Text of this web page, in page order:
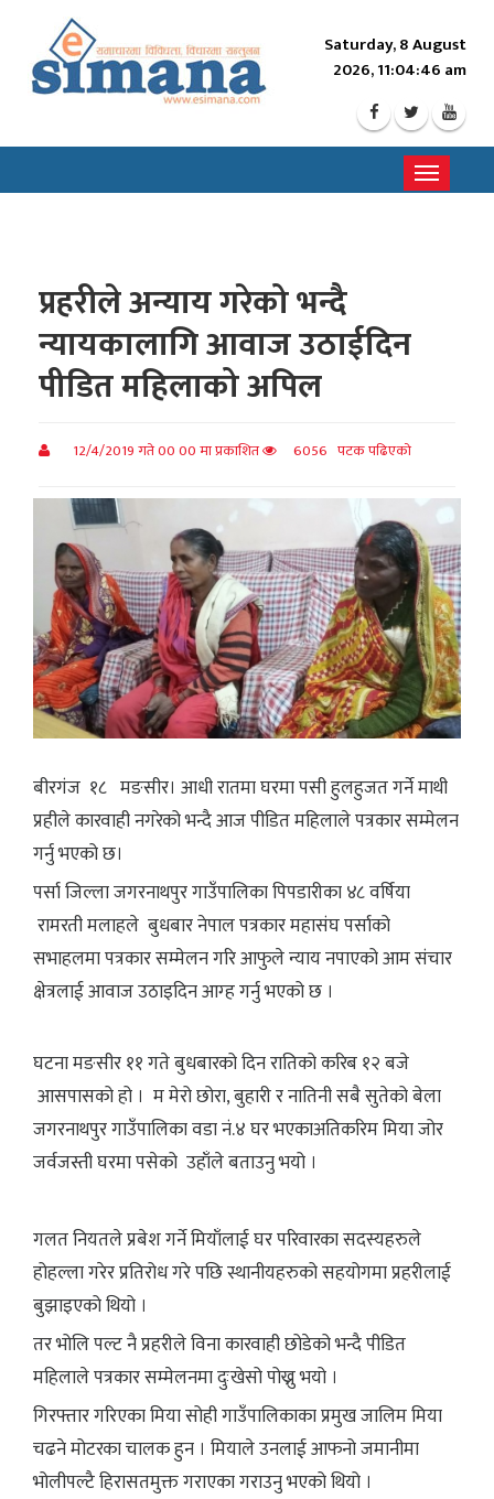
Saturday, 8 August
2026, 11:04:48 am
Toggle
प्रहरीले अन्याय गरेको भन्दै
न्यायकालागि आवाज उठाईदिन
पीडित महिलाको अपिल
12/4/2019 गते 00 00 मा प्रकाशित 6056 पटक पढिएको
बीरगंज १८ मङसीर। आधी रातमा घरमा पसी हुलहुजत गर्ने माथी
प्रहीले कारवाही नगरेको भन्दै आज पीडित महिलाले पत्रकार सम्मेलन
गर्नु भएको छ।
पर्सा जिल्ला जगरनाथपुर गाउँपालिका पिपडारीका ४८ वर्षिया
रामरती मलाहले बुधबार नेपाल पत्रकार महासंघ पर्साको
सभाहलमा पत्रकार सम्मेलन गरि आफुले न्याय नपाएको आम संचार
क्षेत्रलाई आवाज उठाइदिन आग्ह गर्नु भएको छ ।
घटना मङसीर ११ गते बुधबारको दिन रातिको करिब १२ बजे
आसपासको हो । म मेरो छोरा, बुहारी र नातिनी सबै सुतेको बेला
जगरनाथपुर गाउँपालिका वडा नं.४ घर भएकाअतिकरिम मिया जोर
जर्वजस्ती घरमा पसेको उहाँले बताउनु भयो ।
गलत नियतले प्रबेश गर्ने मियाँलाई घर परिवारका सदस्यहरुले
होहल्ला गरेर प्रतिरोध गरे पछि स्थानीयहरुको सहयोगमा प्रहरीलाई
बुझाइएको थियो ।
तर भोलि पल्ट नै प्रहरीले विना कारवाही छोडेको भन्दै पीडित
महिलाले पत्रकार सम्मेलनमा दुःखेसो पोख्नु भयो ।
गिरफ्तार गरिएका मिया सोही गाउँपालिकाका प्रमुख जालिम मिया
चढने मोटरका चालक हुन । मियाले उनलाई आफनो जमानीमा
भोलीपल्टै हिरासतमुक्त गराएका गराउनु भएको थियो ।